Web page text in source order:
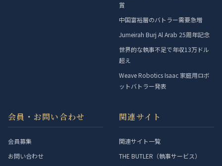
賞
中国富裕層のバトラー需要急増
Jumeirah Burj Al Arab 25周年記念
世界的な執事不足で年収13万ドル
超え
Weave Robotics Isaac 家庭用ロボ
ットバトラー発表
会員・お問い合わせ
会員募集
お問い合わせ
関連サイト
関連サイト一覧
THE BUTLER（執事サービス）